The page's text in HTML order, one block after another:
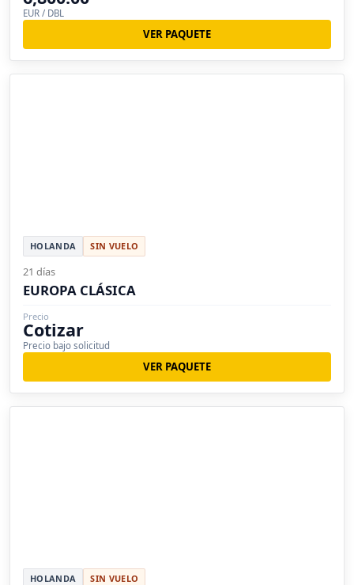
EUR / DBL
VER PAQUETE
HOLANDA SIN VUELO
21 días
EUROPA CLÁSICA
Precio
Cotizar
Precio bajo solicitud
VER PAQUETE
HOLANDA SIN VUELO